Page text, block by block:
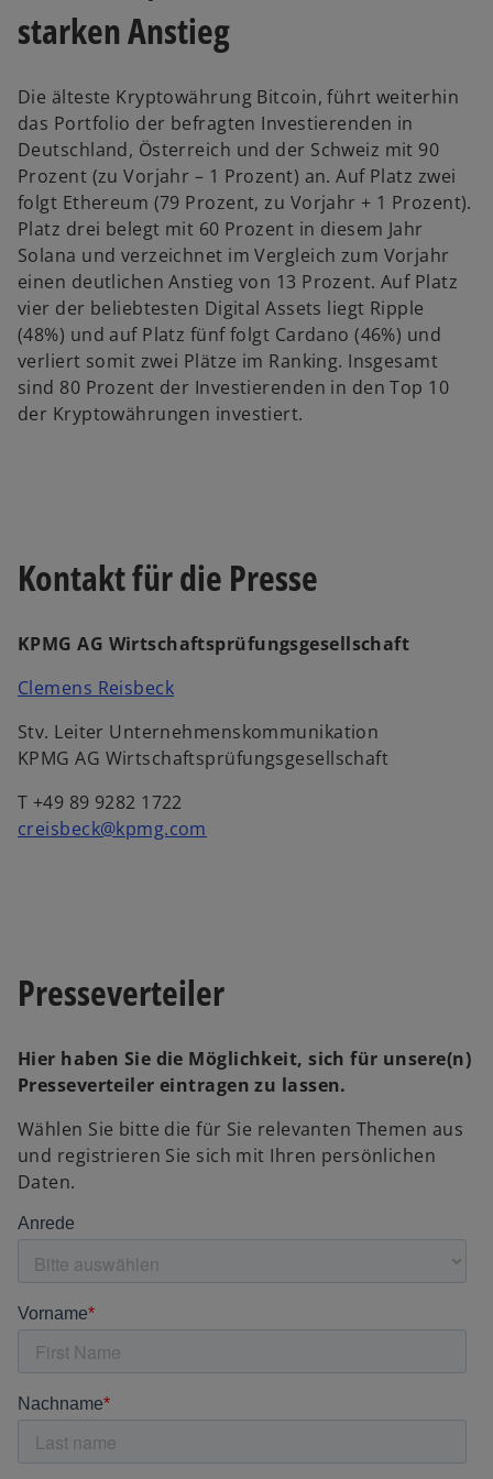
starken Anstieg
Die älteste Kryptowährung Bitcoin, führt weiterhin
das Portfolio der befragten Investierenden in
Deutschland, Österreich und der Schweiz mit 90
Prozent (zu Vorjahr – 1 Prozent) an. Auf Platz zwei
folgt Ethereum (79 Prozent, zu Vorjahr + 1 Prozent).
Platz drei belegt mit 60 Prozent in diesem Jahr
Solana und verzeichnet im Vergleich zum Vorjahr
einen deutlichen Anstieg von 13 Prozent. Auf Platz
vier der beliebtesten Digital Assets liegt Ripple
(48%) und auf Platz fünf folgt Cardano (46%) und
verliert somit zwei Plätze im Ranking. Insgesamt
sind 80 Prozent der Investierenden in den Top 10
der Kryptowährungen investiert.
Kontakt für die Presse
KPMG AG Wirtschaftsprüfungsgesellschaft
Clemens Reisbeckw
r
d
i
e
n
e
e
n
e
g
t
r
e
Stv. Leiter Unternehmenskommunikation
KPMG AG Wirtschaftsprüfungsgesellschaft
T +49 89 9282 1722
creisbeck@kpmg.com
Presseverteiler
Hier haben Sie die Möglichkeit, sich für unsere(n)
Presseverteiler eintragen zu lassen.
Wählen Sie bitte die für Sie relevanten Themen aus
und registrieren Sie sich mit Ihren persönlichen
Daten.